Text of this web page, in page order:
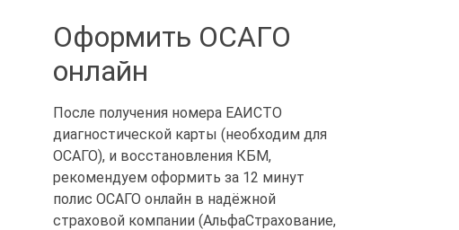
Оформить ОСАГО
онлайн
После получения номера ЕАИСТО
диагностической карты (необходим для
ОСАГО), и восстановления КБМ,
рекомендуем оформить за 12 минут
полис ОСАГО онлайн в надёжной
страховой компании (АльфаСтрахование,